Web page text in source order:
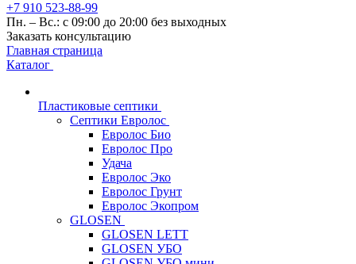
+7 910 523-88-99
Пн. – Вс.: с 09:00 до 20:00 без выходных
Заказать консультацию
Главная страница
Каталог
Пластиковые септики
Септики Евролос
Евролос Био
Евролос Про
Удача
Евролос Эко
Евролос Грунт
Евролос Экопром
GLOSEN
GLOSEN LETT
GLOSEN УБО